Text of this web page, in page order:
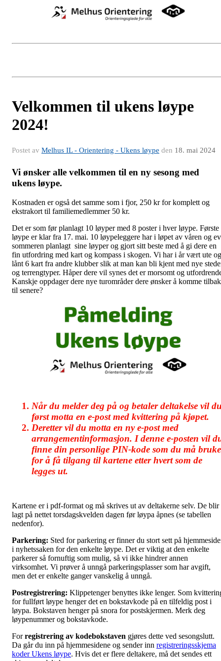
Velkommen til ukens løype
2024!
Postet av Melhus IL - Orientering - Ukens løype den 18. mai 2024
Vi ønsker alle velkommen til en ny sesong med
ukens løype.
Kostnaden er også det samme som i fjor, 250 kr for komplett og
ekstrakort til familiemedlemmer 50 kr.
Det er som før planlagt 10 løyper med 8 poster i hver løype. Første
løype er klar fra 17. mai. 10 løypeleggere har i løpet av våren og
sommeren planlagt sine løyper og gjort sitt beste med å gi dere en
fin utfordring med kart og kompass i skogen. Vi har i år vært ute og
lånt 6 kart fra andre klubber slik at man kan bli kjent med nye
og terrengtyper. Håper dere vil synes det er morsomt og
Kanskje oppdager dere nye turområder dere ønsker å komme
til senere?
Når du melder deg på og betaler deltakelse vil
først motta en e-post med kvittering på kjøpet.
Deretter vil du motta en ny e-post med
arrangementinformasjon. I denne e-posten vil
finne din personlige PIN-kode som du må bruke
for å få tilgang til kartene etter hvert som de
legges ut.
Kartene er i pdf-format og må skrives ut av deltakerne selv. De blir
lagt på nettet torsdagskvelden dagen før løypa åpnes (se tabellen
nedenfor).
Parkering: Sted for parkering er finner du stort sett på
i nyhetssaken for den enkelte løype. Det er viktig at den enkelte
parkerer så fornuftig som mulig, så vi ikke hindrer annen
virksomhet. Vi prøver å unngå parkeringsplasser som har avgift,
men det er enkelte ganger vanskelig å unngå.
Postregistrering: Klippetenger benyttes ikke lenger. Som
for fullført løype henger det en bokstavkode på en tilfeldig post i
løypa. Bokstaven henger på snora for postskjermen. Merk deg
løypenummer og bokstavkode.
Forregistrering av kodebokstaven gjøres dette ved sesongslutt.
Da går du inn på hjemmesidene og sender inn registreringsskjema
koder Ukens løype. Hvis det er flere deltakere, må det sendes ett